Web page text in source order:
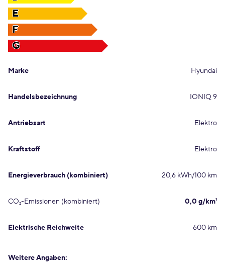
E
F
G
Marke Hyundai
Handelsbezeichnung IONIQ 9
Antriebsart Elektro
Kraftstoff Elektro
Energieverbrauch (kombiniert) 20,6 kWh/100 km
CO₂-Emissionen (kombiniert) 0,0 g/km¹
Elektrische Reichweite 600 km
Weitere Angaben: